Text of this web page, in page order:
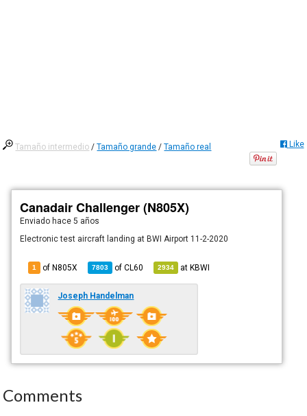
Tamaño intermedio /Tamaño grande /Tamaño real Like
Canadair Challenger (N805X)
Enviado hace 5 años
Electronic test aircraft landing at BWI Airport 11-2-2020
1 of N805X 7803 ofCL60 2934 atKBWI
Joseph Handelman
Comments